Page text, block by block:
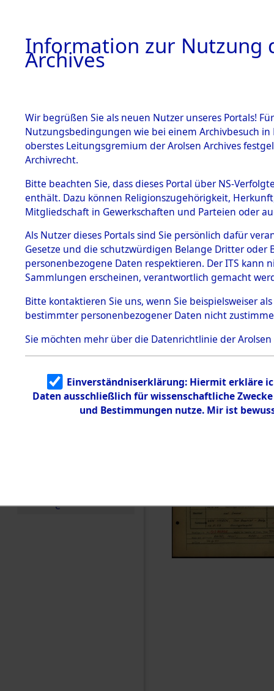
BESTÄNDE
1.
mente
5. Verschiedenes
5.3
Todesmärsche
5.3.1 Alliierte
Erhebungen
zu
Todesmärsch
en
5.3.2
Identifizierun
g
5.3.3
Todesmärsch
e
Dead -
Branch -
0031
Information zur Nutzung
Archives
Wir begrüßen Sie als neuen Nutzer unseres Portals!
Nutzungsbedingungen wie bei einem Archivbesuch
oberstes Leitungsgremium der Arolsen Archives
Archivrecht.
Bitte beachten Sie, dass dieses Portal über NS-
enthält. Dazu können Religionszugehörigkeit,
Mitgliedschaft in Gewerkschaften und Parteien oder
Als Nutzer dieses Portals sind Sie persönlich dafür
Gesetze und die schutzwürdigen Belange Dritter
personenbezogene Daten respektieren. Der ITS
Sammlungen erscheinen, verantwortlich gemacht
Bitte kontaktieren Sie uns, wenn Sie beispielsweiser
bestimmter personenbezogener Daten nicht
Sie möchten mehr über die Datenrichtlinie der Arolsen
Einverständniserklärung: Hiermit erkläre
Daten ausschließlich für wissenschaftliche
und Bestimmungen nutze. Mir ist